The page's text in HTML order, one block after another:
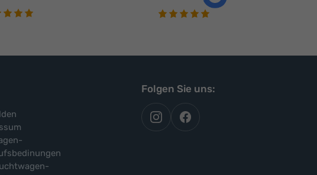
Folgen Sie uns:
autoflex
auf
autoflex24
auf